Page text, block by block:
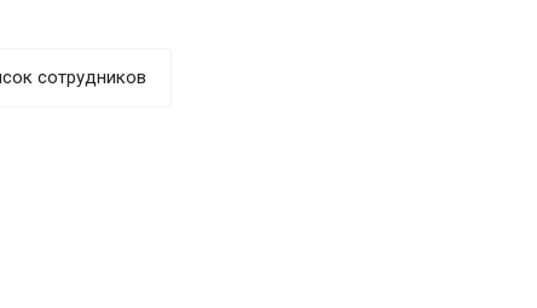
сотрудников